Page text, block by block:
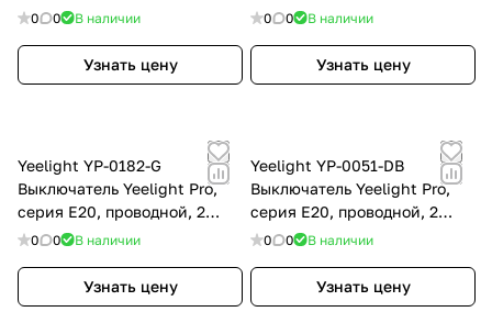
клавиши, белый (CN)
0 0 В наличии
Узнать цену
клавиши, серый (CN)
0 0 В наличии
Узнать цену
Yeelight YP-0182-G
Выключатель Yeelight Pro,
серия E20, проводной, 2
клавиши, серый (EU)
0 0 В наличии
Узнать цену
Yeelight YP-0051-DB
Выключатель Yeelight Pro,
серия E20, проводной, 2
клавиши, темно-синий (CN)
0 0 В наличии
Узнать цену